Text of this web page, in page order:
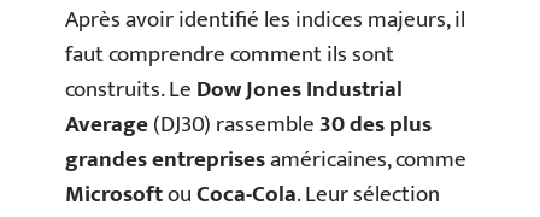
Après avoir identifié les indices majeurs, il
faut comprendre comment ils sont
construits. LeDow Jones Industrial
Average(DJ30) rassemble30 des plus
grandes entreprisesaméricaines, comme
MicrosoftouCoca-Cola. Leur sélection